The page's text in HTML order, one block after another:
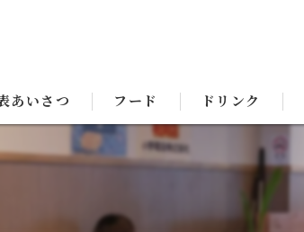
あいさつ フード ドリンク